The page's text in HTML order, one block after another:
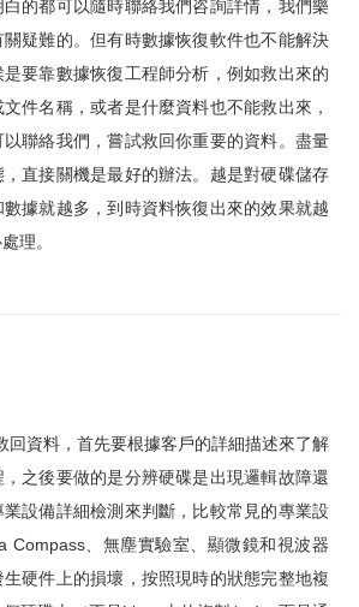
的都可以隨時聯絡我們咨詢詳情，我們樂
疑難的。但有時數據恢復軟件也不能解決
要靠數據恢復工程師分析，例如救出來的
件名稱，或者是什麼資料也不能救出來，
聯絡我們，嘗試救回你重要的資料。盡量
直接關機是最好的辦法。越是對硬碟儲存
據就越多，到時資料恢復出來的效果就越
理。
回資料，首先要根據客戶的詳細描述來了解
之後要做的是分辨硬碟是出現邏輯故障還
設備詳細檢測來判斷，比較常見的專業設
Compass、無塵實驗室、顯微鏡和視波器
硬件上的損壞，按照現時的狀態完整地複